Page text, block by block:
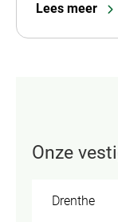
Lees meer
Onze
Drenthe